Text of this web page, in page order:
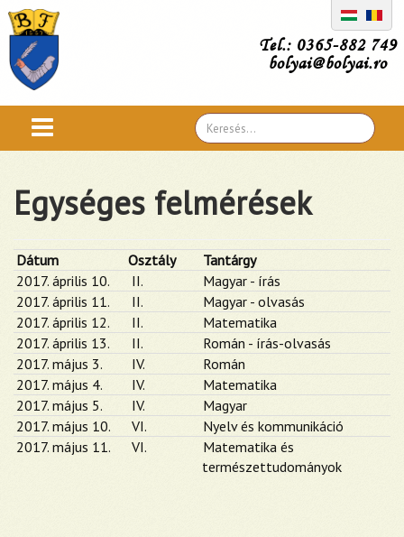
Tel.: 0365-882 749
bolyai@bolyai.ro
Search
...
Egységes felmérések
Dátum Osztály
Tantárgy
2017. április 10.
II.
Magyar - írás
2017. április 11.
II.
Magyar - olvasás
2017. április 12.
II.
Matematika
2017. április 13.
II.
Román - írás-olvasás
2017. május 3.
IV.
Román
2017. május 4.
IV.
Matematika
2017. május 5.
IV.
Magyar
2017. május 10.
VI.
Nyelv és kommunikáció
2017. május 11.
VI.
Matematika és
természettudományok